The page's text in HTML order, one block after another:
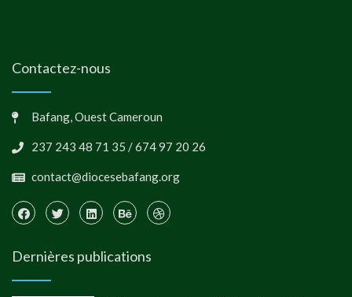
Contactez-nous
Bafang, Ouest Cameroun
237 243 48 71 35 / 674 97 20 26
contact@diocesebafang.org
Dernières publications